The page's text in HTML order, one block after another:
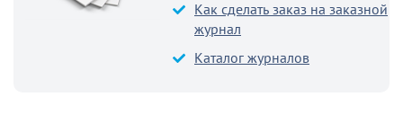
Как сделать заказ на заказной
журнал
Каталог журналов